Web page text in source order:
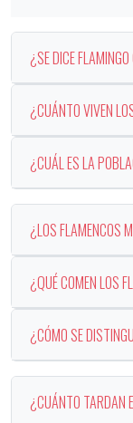
¿SE DICE
¿CUÁNTO VIVEN
¿CUÁL ES LA
¿LOS FLAMENCOS
¿QUÉ COMEN LOS
¿CÓMO SE
¿CUÁNTO TARDAN